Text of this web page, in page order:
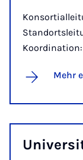
Koordination:
Mehr